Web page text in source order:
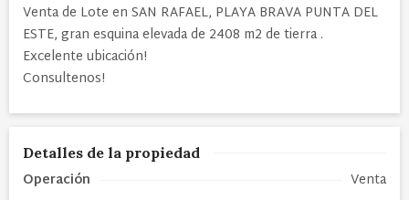
Venta de Lote en SAN RAFAEL, PLAYA BRAVA PUNTA DEL
ESTE, gran esquina elevada de 2408 m2 de tierra .
Excelente ubicación!
Consultenos!
Detalles de la propiedad
Operación
Venta